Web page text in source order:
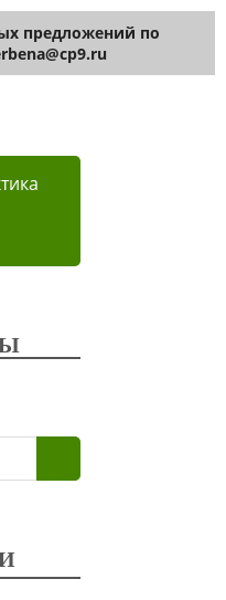
предложений по